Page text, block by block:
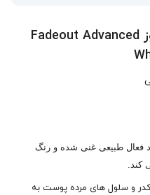
کرم فید اوت روشن کننده روز Fadeout Advanced
فعال طبیعی غنی شده و رنگ
کند.
کدر و سلول های مرده پوست به